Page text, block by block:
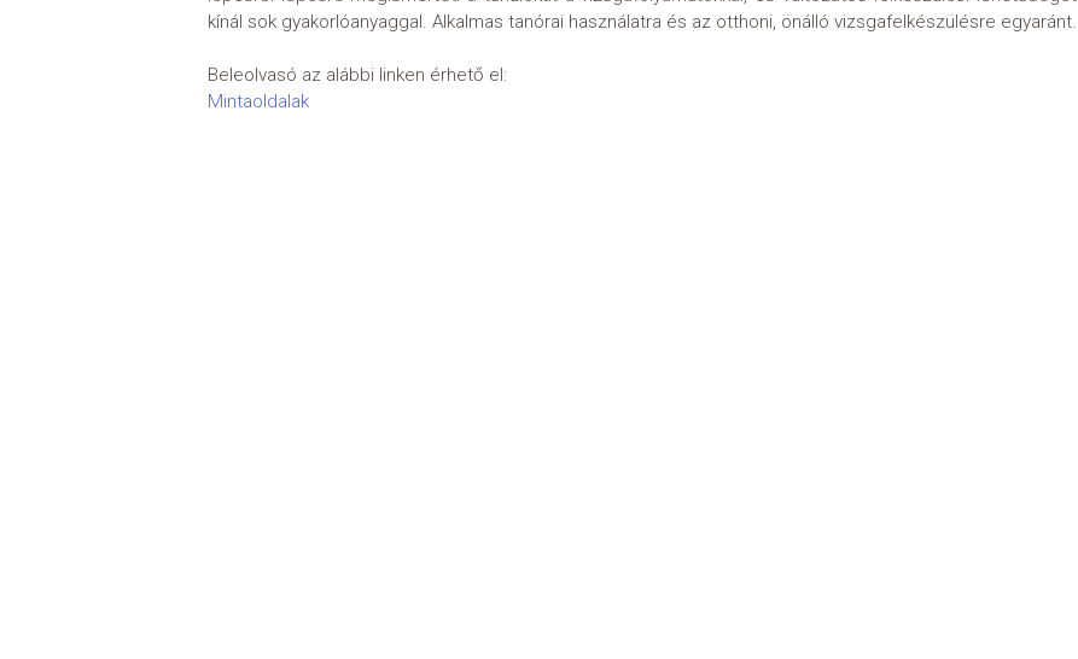
kínál sok gyakorlóanyaggal. Alkalmas tanórai használatra és az otthoni, önálló vizsgafelkészülésre egyaránt.
Beleolvasó az alábbi linken érhető el:
Mintaoldalak